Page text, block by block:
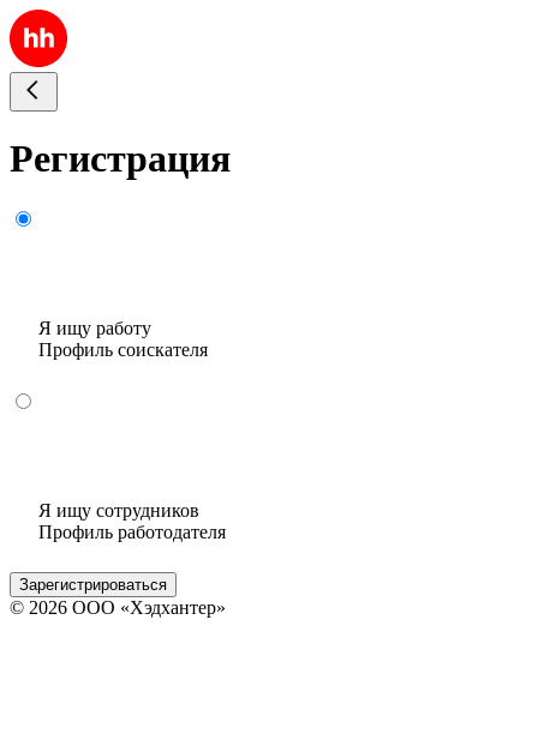
Регистрация
Я ищу работу
Профиль соискателя
Я ищу сотрудников
Профиль работодателя
Зарегистрироваться
© 2026 ООО «Хэдхантер»